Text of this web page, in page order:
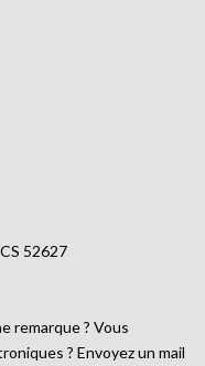
52627
remarque ? Vous
? Envoyez un mail